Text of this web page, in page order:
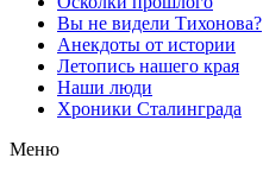
Вы не видели Тихонова?
Анекдоты от истории
Летопись нашего края
Наши люди
Хроники Сталинграда
Меню